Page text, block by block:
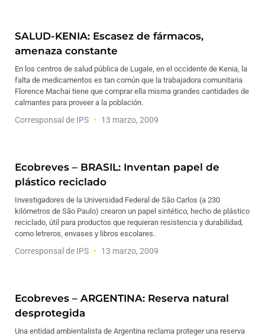
SALUD-KENIA: Escasez de fármacos,
amenaza constante
En los centros de salud pública de Lugale, en el occidente de Kenia, la
falta de medicamentos es tan común que la trabajadora comunitaria
Florence Machai tiene que comprar ella misma grandes cantidades de
calmantes para proveer a la población.
Corresponsal de IPS 13 marzo, 2009
Ecobreves – BRASIL: Inventan papel de
plástico reciclado
Investigadores de la Universidad Federal de São Carlos (a 230
kilómetros de São Paulo) crearon un papel sintético, hecho de plástico
reciclado, útil para productos que requieran resistencia y durabilidad,
como letreros, envases y libros escolares.
Corresponsal de IPS 13 marzo, 2009
Ecobreves – ARGENTINA: Reserva natural
desprotegida
Una entidad ambientalista de Argentina reclama proteger una reserva